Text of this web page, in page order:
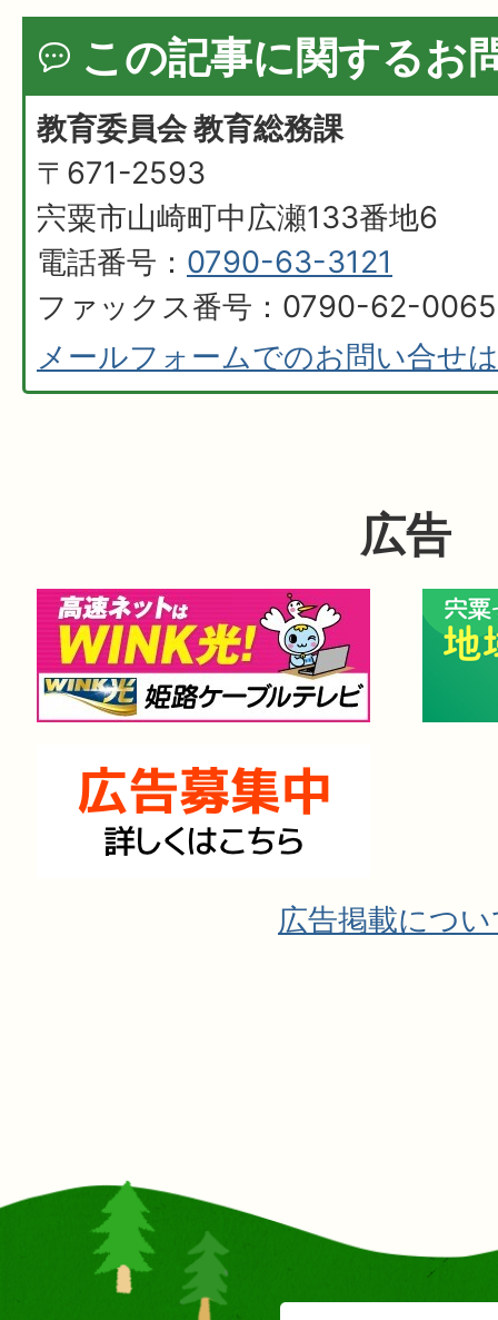
この記事に関するお
教育委員会 教育総務課
〒671-2593
宍粟市山崎町中広瀬133番地6
電話番号： 0790-63-3121
ファックス番号：0790-62-0065
メールフォームでのお問い合せ
広告
広告掲載につ